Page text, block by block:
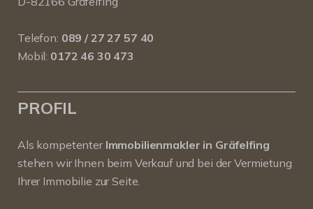
Telefon: 089 / 27 27 57 40
Mobil: 0172 46 30 473
PROFIL
Als kompetenter Immobilienmakler in Gräfelfing
stehen wir Ihnen beim Verkauf und bei der Vermietung
Ihrer Immobilie zur Seite.